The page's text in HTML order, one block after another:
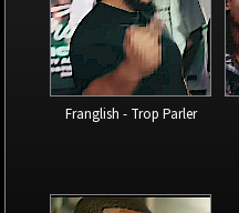
Franglish - Trop Parler